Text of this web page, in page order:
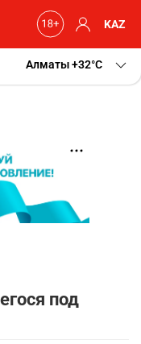
KAZ
Алматы+32 C
под